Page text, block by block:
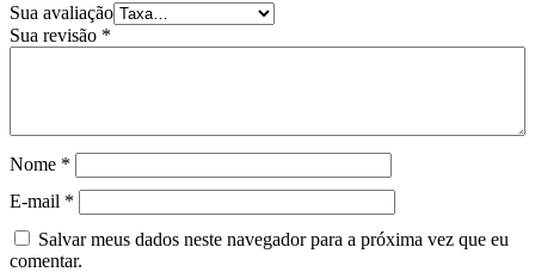
Sua avaliação
Sua revisão *
Nome *
E-mail *
Salvar meus dados neste navegador para a próxima vez que eu
comentar.